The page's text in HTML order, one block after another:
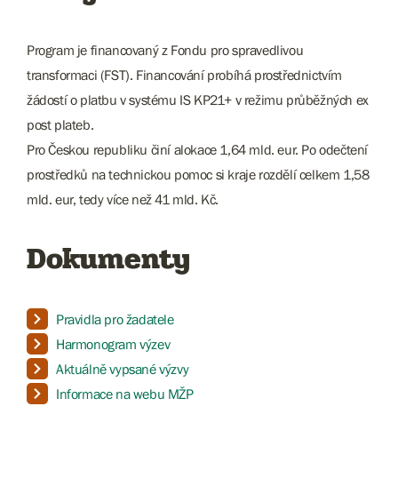
Program je financovaný z Fondu pro spravedlivou
transformaci (FST). Financování probíhá prostřednictvím
žádostí o platbu v systému IS KP21+ v režimu průběžných ex
post plateb.
Pro Českou republiku činí alokace 1,64 mld. eur. Po odečtení
prostředků na technickou pomoc si kraje rozdělí celkem 1,58
mld. eur, tedy více než 41 mld. Kč.
Dokumenty
Pravidla pro žadatele
Harmonogram výzev
Aktuálně vypsané výzvy
Informace na webu MŽP